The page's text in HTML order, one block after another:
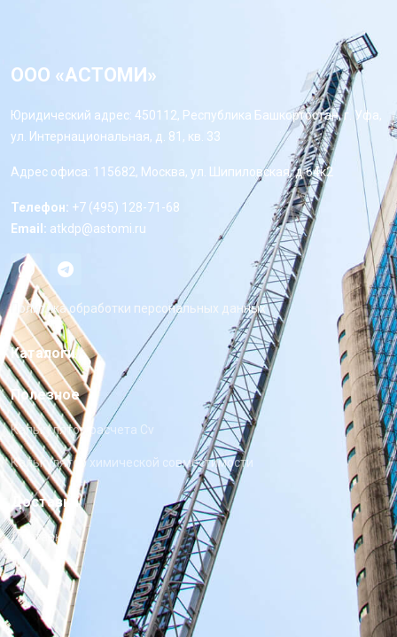
ООО «АСТОМИ»
Юридический адрес: 450112, Республика Башкортостан, г. Уфа,
ул. Интернациональная, д. 81, кв. 33
Адрес офиса: 115682, Москва, ул. Шипиловская, д 64к2
Телефон: +7 (495) 128-71-68
Email: atkdp@astomi.ru
Политика обработки персональных данных
Каталоги
Полезное
Калькулятор расчета Cv
Калькулятор химической совместимости
Доставка
Доставка